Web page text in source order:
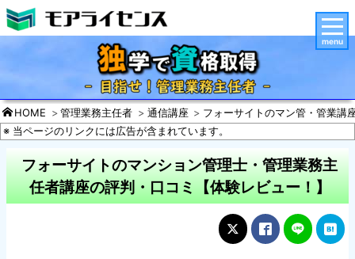
HOME 管理業務主任者 通信講座
フォーサイトのマン管・管業講
※ 当ページのリンクには広告が含まれています。
フォーサイトのマンション管理士・管理業務主
任者講座の評判・口コミ【体験レビュー！】
menu